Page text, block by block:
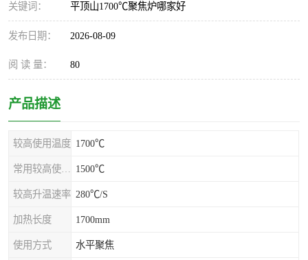
关键词： 平顶山1700℃聚焦炉哪家好
发布日期： 2026-08-09
阅 读 量： 80
产品描述
较高使用温度 1700℃
1500℃
较高升温速率 280℃/S
加热长度 1700mm
使用方式 水平聚焦